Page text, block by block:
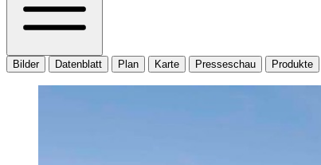
Bilder Datenblatt Plan Karte Presseschau Produkte